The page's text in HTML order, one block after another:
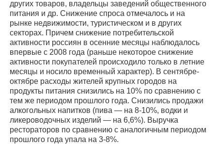
других товаров, владельцы заведений общественного
питания и др. Снижение спроса отмечалось и на
рынке недвижимости, туристическом и в других
секторах. Причем снижение потребительской
активности россиян в осенние месяцы наблюдалось
впервые с 2008 года (раньше некоторое снижение
активности покупателей происходило только в летние
месяцы и носило временный характер). В сентябре-
октябре расходы жителей крупных городов на
продукты питания снизились на 10% по сравнению с
тем же периодом прошлого года. Снизились продажи
алкогольных напитков (пива — на 8-10%, водки и
ликероводочных изделий — на 6,6%). Выручка
рестораторов по сравнению с аналогичным периодом
прошлого года упала на 3-8%.